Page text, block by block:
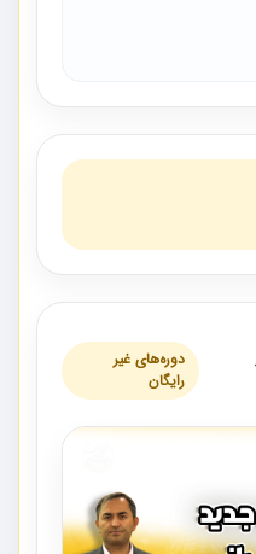
دوره‌های غیر
رایگان